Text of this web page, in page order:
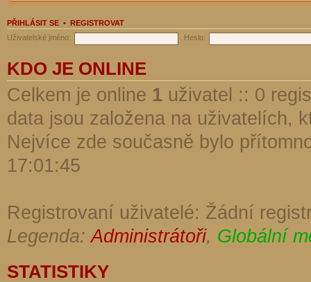
PŘIHLÁSIT SE • REGISTROVAT
Uživatelské jméno:
Heslo:
KDO JE ONLINE
Celkem je online 1 uživatel :: 0
data jsou založena na uživatelích,
Nejvíce zde současně bylo
17:01:45
Registrovaní uživatelé: Žádní
Legenda:Administrátoři, Globální
STATISTIKY